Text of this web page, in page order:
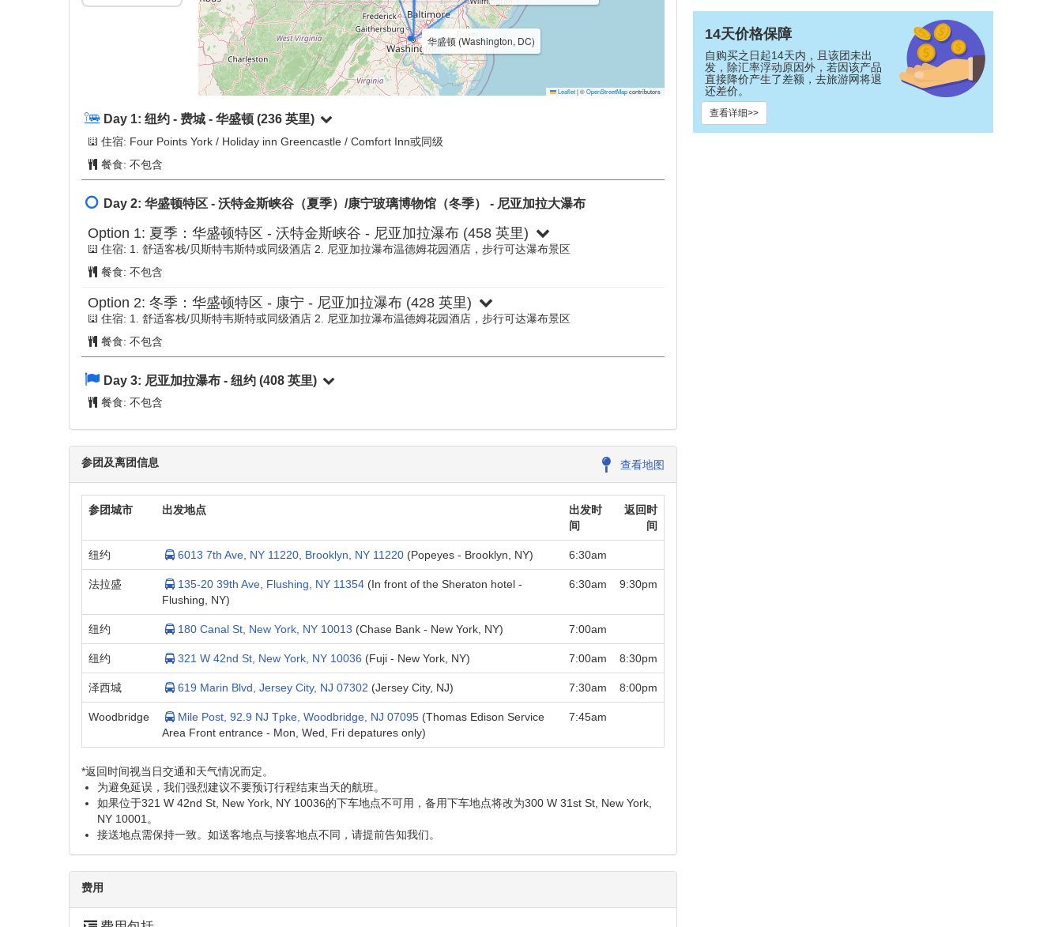
华盛顿 (Washington, DC)
Leaflet|©OpenStreetMapcontributors
Day 1:纽约 - 费城 - 华盛顿 (236 英里)
住宿: Four Points York / Holiday inn Greencastle / Comfort Inn或同级
餐食: 不包含
Day 2:华盛顿特区 - 沃特金斯峡谷（夏季）/康宁玻璃博物馆（冬季） - 尼亚加拉大瀑布
Option 1: 夏季：华盛顿特区 - 沃特金斯峡谷 - 尼亚加拉瀑布 (458 英里)
住宿: 1. 舒适客栈/贝斯特韦斯特或同级酒店 2. 尼亚加拉瀑布温德姆花园酒店，步行可达瀑布景区
餐食: 不包含
Option 2: 冬季：华盛顿特区 - 康宁 - 尼亚加拉瀑布 (428 英里)
住宿: 1. 舒适客栈/贝斯特韦斯特或同级酒店 2. 尼亚加拉瀑布温德姆花园酒店，步行可达瀑布景区
餐食: 不包含
Day 3: 尼亚加拉瀑布 - 纽约 (408 英里)
餐食: 不包含
参团及离团信息 查看地图
参团城市 出发地点
出发时
间
返回时
间
纽约 6013 7th Ave, NY 11220, Brooklyn, NY 11220(Popeyes - Brooklyn, NY) 6:30am
法拉盛 135-20 39th Ave, Flushing, NY 11354(In front of the Sheraton hotel -
Flushing, NY)
6:30am 9:30pm
纽约 180 Canal St, New York, NY 10013 (Chase Bank - New York, NY) 7:00am
纽约 321 W 42nd St, New York, NY 10036 (Fuji - New York, NY) 7:00am 8:30pm
泽西城 619 Marin Blvd, Jersey City, NJ 07302 (Jersey City, NJ) 7:30am 8:00pm
Woodbridge Mile Post, 92.9 NJ Tpke, Woodbridge, NJ 07095(Thomas Edison Service
Area Front entrance - Mon, Wed, Fri depatures only)
7:45am
*返回时间视当日交通和天气情况而定。
为避免延误，我们强烈建议不要预订行程结束当天的航班。
如果位于321 W 42nd St, New York, NY 10036的下车地点不可用，备用下车地点将改为300 W 31st St, New York,
NY 10001。
接送地点需保持一致。如送客地点与接客地点不同，请提前告知我们。
费用
14天价格保障
自购买之日起14天内，且该团未出
发，除汇率浮动原因外，若因该产品
直接降价产生了差额，去旅游网将退
还差价。
查看详细>>